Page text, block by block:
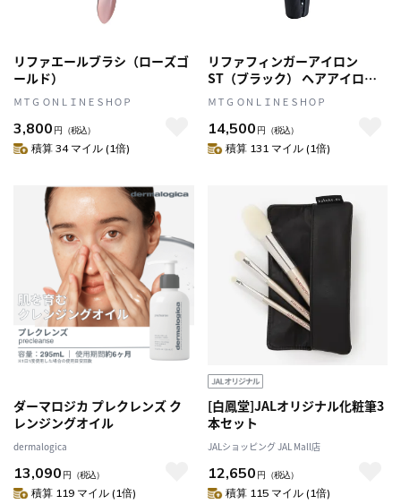
リファエールブラシ（ローズゴ
ールド）
ＭＴＧ ＯＮＬＩＮＥＳＨＯＰ
3,800 円 （税込）
積算 34 マイル (1倍)
リファフィンガーアイロン
ST（ブラック） ヘアアイロン
前髪アイロン 前髪 コードレス
アイロン
ＭＴＧ ＯＮＬＩＮＥＳＨＯＰ
14,500 円 （税込）
積算 131 マイル (1倍)
ダーマロジカ プレクレンズ ク
レンジングオイル
dermalogica
13,090 円 （税込）
積算 119 マイル (1倍)
[白鳳堂]JALオリジナル化粧筆3
本セット
JALショッピング JAL Mall店
12,650 円 （税込）
積算 115 マイル (1倍)